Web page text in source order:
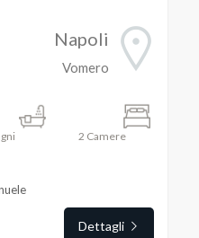
Napoli
Vomero
2 Camere
Dettagli